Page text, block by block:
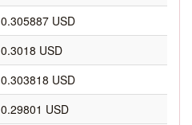
0.305887 USD
0.3018 USD
0.303818 USD
0.29801 USD